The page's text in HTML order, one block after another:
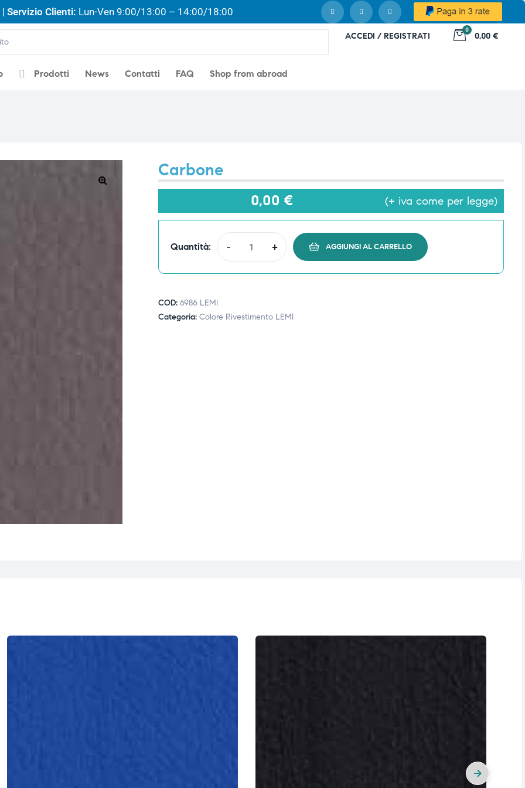
Servizio Clienti: Lun-Ven 9:00/13:00 – 14:00/18:00
ACCEDI / REGISTRATI
0
0,00 €
Prodotti News Contatti FAQ Shop from abroad
Carbone
0,00 € (+ iva come per legge)
Quantità: - + AGGIUNGI AL CARRELLO
COD: 6986 LEMI
Categoria: Colore Rivestimento LEMI